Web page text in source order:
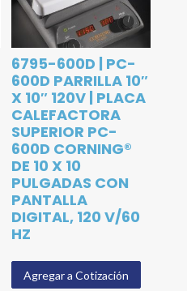
6795-600D | PC-
600D PARRILLA 10″
X 10″ 120V | PLACA
CALEFACTORA
SUPERIOR PC-
600D CORNING®
DE 10 X 10
PULGADAS CON
PANTALLA
DIGITAL, 120 V/60
HZ
Agregar a Cotización